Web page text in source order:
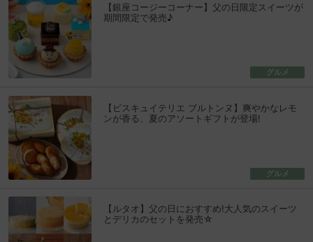
【銀座コージーコーナー】父の日限定スイーツが
期間限定で発売♪
グルメ
【ビスキュイテリエ ブルトンヌ】爽やかなレモ
ンが香る、夏のアソートギフトが登場!
グルメ
【ルタオ】父の日におすすめ!大人気のスイーツ
とデリカのセットを発売☆